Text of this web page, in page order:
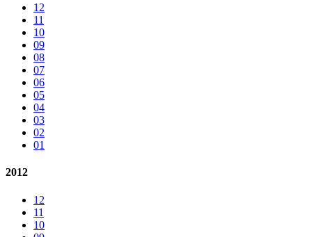
12
11
10
09
08
07
06
05
04
03
02
01
2012
12
11
10